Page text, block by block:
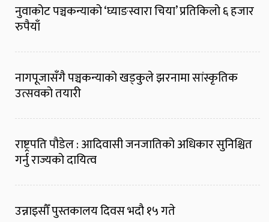
नुवाकोट पञ्चकन्याको ‘घ्याङस्वारा चिया’ प्रतिकिलो ६ हजार
रुपैयाँ
नागपूजासँगै पञ्चकन्याको खड्कुले झरनामा सांस्कृतिक
उत्सवको तयारी
राष्ट्रपति पौडेल : आदिवासी जनजातिको अधिकार सुनिश्चित
गर्नु राज्यको दायित्व
उन्नाइसौँ पुस्तकालय दिवस भदौ १५ गते